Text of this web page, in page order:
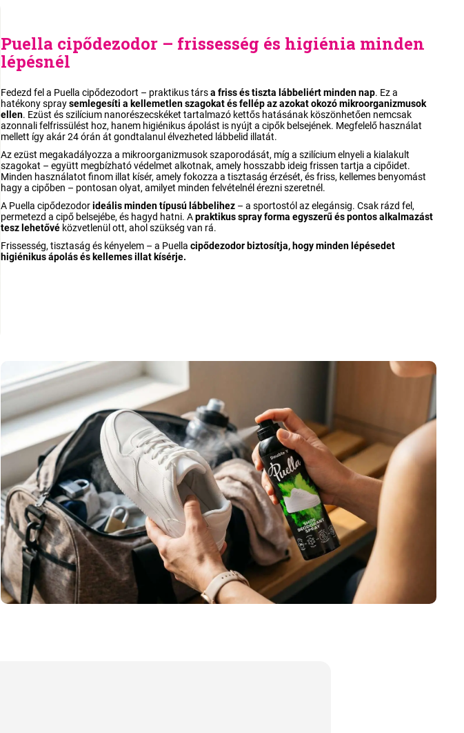
Puella cipődezodor – frissesség és higiénia minden
lépésnél
Fedezd fel a Puella cipődezodort – praktikus társa friss és tiszta lábbeliért minden nap. Ez a
hatékony spraysemlegesíti a kellemetlen szagokat és fellép az azokat okozó mikroorganizmusok
ellen. Ezüst és szilícium nanorészecskéket tartalmazó kettős hatásának köszönhetően nemcsak
azonnali felfrissülést hoz, hanem higiénikus ápolást is nyújt a cipők belsejének. Megfelelő használat
mellett így akár 24 órán át gondtalanul élvezheted lábbelid illatát.
Az ezüst megakadályozza a mikroorganizmusok szaporodását, míg a szilícium elnyeli a kialakult
szagokat – együtt megbízható védelmet alkotnak, amely hosszabb ideig frissen tartja a cipőidet.
Minden használatot finom illat kísér, amely fokozza a tisztaság érzését, és friss, kellemes benyomást
hagy a cipőben – pontosan olyat, amilyet minden felvételnél érezni szeretnél.
A Puella cipődezodorideális minden típusú lábbelihez – a sportostól az elegánsig. Csak rázd fel,
permetezd a cipő belsejébe, és hagyd hatni. Apraktikus spray forma egyszerű és pontos alkalmazást
tesz lehetővé közvetlenül ott, ahol szükség van rá.
Frissesség, tisztaság és kényelem – a Puella cipődezodor biztosítja, hogy minden lépésedet
higiénikus ápolás és kellemes illat kísérje.